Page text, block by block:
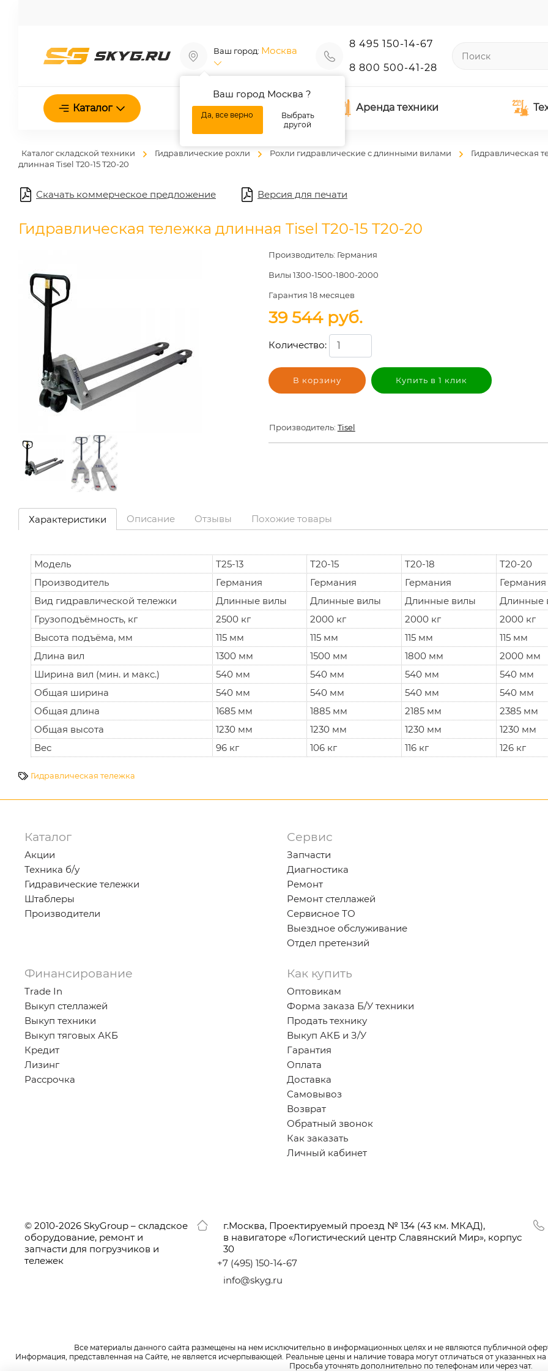
Ваш город: Москва
Ваш город Москва ?
Да, все верно
Выбрать
другой
8 495 150-14-67
8 800 500-41-28
Каталог О нас Аренда техники
Каталог складской техники Гидравлические рохли Рохли гидравлические с длинными вилами
Гидравлическая
длинная Tisel T20-15 T20-20
Скачать коммерческое предложение Версия для печати
Гидравлическая тележка длинная Tisel T20-15 T20-20
Производитель: Германия
Вилы 1300-1500-1800-2000
Гарантия 18 месяцев
39 544руб.
Количество:
В корзину Купить в 1 клик
Производитель: Tisel
Характеристики Описание Отзывы Похожие товары
Модель T25-13 T20-15 T20-18
T20-20
Производитель
Германия Германия Германия
Германия
Вид гидравлической тележки
Длинные вилы Длинные вилы Длинные вилы
Длинные
Грузоподъёмность, кг
2500 кг 2000 кг 2000 кг
2000 кг
Высота подъёма, мм
115 мм 115 мм 115 мм
115 мм
Длина вил
1300 мм 1500 мм 1800 мм
2000 мм
Ширина вил (мин. и макс.)
540 мм 540 мм 540 мм
540 мм
Общая ширина
540 мм 540 мм 540 мм
540 мм
Общая длина
1685 мм 1885 мм 2185 мм
2385 мм
Общая высота
1230 мм 1230 мм 1230 мм
1230 мм
Вес
96 кг 106 кг 116 кг 126 кг
Гидравлическая тележка
Каталог
Акции
Техника б/у
Гидравические тележки
Штаблеры
Производители
Сервис
Запчасти
Диагностика
Ремонт
Ремонт стеллажей
Сервисное ТО
Выездное обслуживание
Отдел претензий
Финансирование
Trade In
Выкуп стеллажей
Выкуп техники
Выкуп тяговых АКБ
Кредит
Лизинг
Рассрочка
Как купить
Оптовикам
Форма заказа Б/У техники
Продать технику
Выкуп АКБ и З/У
Гарантия
Оплата
Доставка
Самовывоз
Возврат
Обратный звонок
Как заказать
Личный кабинет
© 2010-2026 SkyGroup – складское
оборудование, ремонт и
запчасти для погрузчиков и
тележек
г.Москва, Проектируемый проезд № 134 (43 км. МКАД),
в навигаторе «Логистический центр Славянский Мир», корпус
30
+7 (495) 150-14-67
info@skyg.ru
Все материалы данного сайта размещены на нем исключительно в информационных целях и не являются публичной
Информация, представленная на Сайте, не является исчерпывающей. Реальные цены и наличие товара могут отличаться от указанных
Просьба уточнять дополнительно по телефонам или через чат.